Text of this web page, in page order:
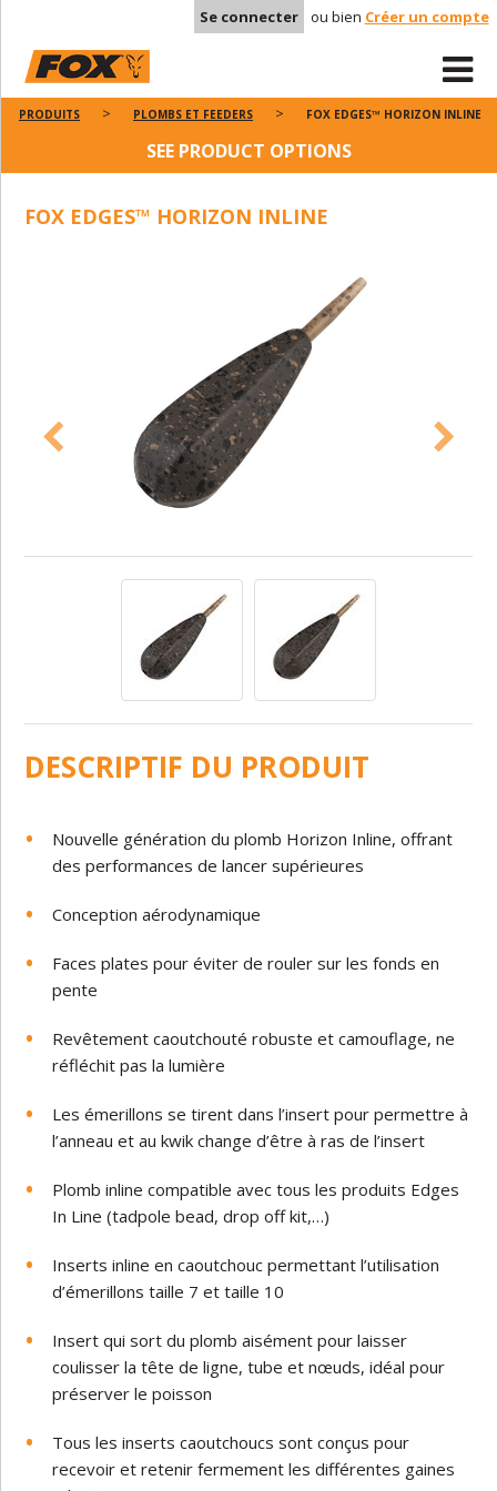
Se connecter ou bien Créer un compte
PRODUITS PLOMBS ET FEEDERS FOX EDGES™ HORIZON INLINE
SEE PRODUCT OPTIONS
FOX EDGES™ HORIZON INLINE
DESCRIPTIF DU PRODUIT
Nouvelle génération du plomb Horizon Inline, offrant
des performances de lancer supérieures
Conception aérodynamique
Faces plates pour éviter de rouler sur les fonds en
pente
Revêtement caoutchouté robuste et camouflage, ne
réfléchit pas la lumière
Les émerillons se tirent dans l’insert pour permettre à
l’anneau et au kwik change d’être à ras de l’insert
Plomb inline compatible avec tous les produits Edges
In Line (tadpole bead, drop off kit,…)
Inserts inline en caoutchouc permettant l’utilisation
d’émerillons taille 7 et taille 10
Insert qui sort du plomb aisément pour laisser
coulisser la tête de ligne, tube et nœuds, idéal pour
préserver le poisson
Tous les inserts caoutchoucs sont conçus pour
recevoir et retenir fermement les différentes gaines